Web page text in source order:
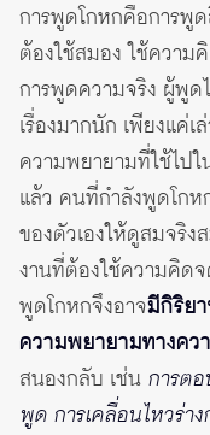
การพูดโกหกคือการพู
ต้องใช้สมอง ใช้ความ
การพูดความจริง ผู้พูด
เรื่องมากนัก เพียงแค่
ความพยายามที่ใช้ไปใ
แล้ว คนที่กำลังพูดโก
ของตัวเองให้ดูสมจริง
งานที่ต้องใช้ความคิด
พูดโกหกจึงอาจมีกิริย
ความพยายามทางค
สนองกลับ เช่น การต
พูด การเคลื่อนไหวร่า